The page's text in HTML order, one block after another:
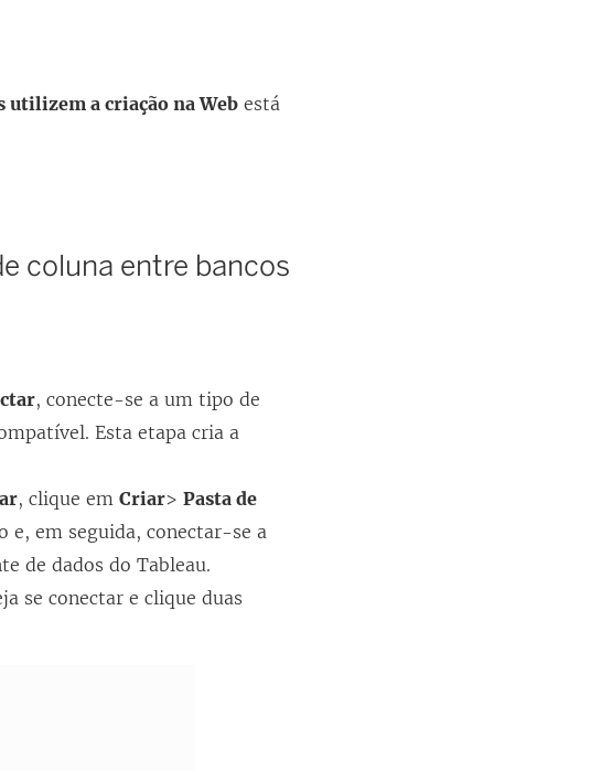
a criação na Web está
coluna entre bancos
, conecte-se a um tipo de
Esta etapa cria a
, clique emCriar>Pasta de
e, em seguida, conectar-se a
de dados do Tableau.
se conectar e clique duas